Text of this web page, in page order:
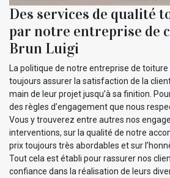
Des services de qualité
par notre entreprise de
Brun Luigi
La politique de notre entreprise de toiture
toujours assurer la satisfaction de la
main de leur projet jusqu’à sa finition.
des règles d’engagement que nous
Vous y trouverez entre autres nos
interventions, sur la qualité de notre
prix toujours très abordables et sur
Tout cela est établi pour rassurer nos
confiance dans la réalisation de leurs